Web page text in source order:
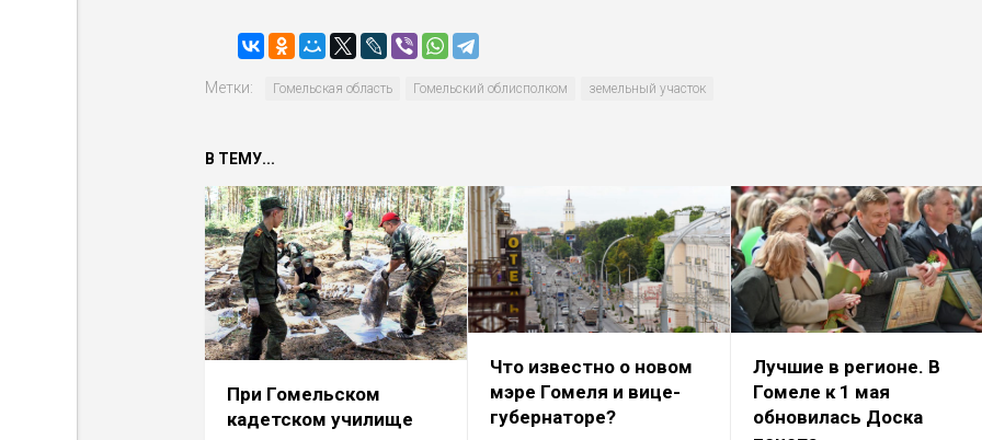
Метки: Гомельская область Гомельский облисполком земельный участок
В ТЕМУ...
При Гомельском
кадетском училище
Что известно о новом
мэре Гомеля и вице-
губернаторе?
Лучшие в регионе. В
Гомеле к 1 мая
обновилась Доска